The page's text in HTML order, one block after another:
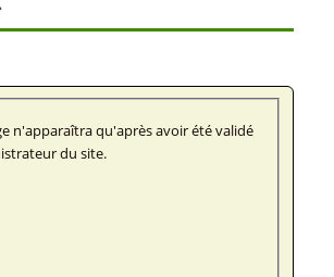
n'apparaîtra qu'après avoir été validé
du site.